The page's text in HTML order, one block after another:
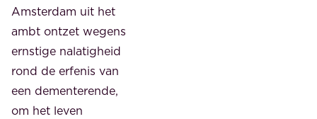
Amsterdam uit het
ambt ontzet wegens
ernstige nalatigheid
rond de erfenis van
een dementerende,
om het leven